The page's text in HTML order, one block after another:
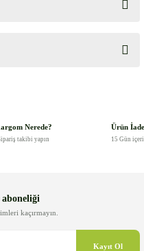
siz yapın!
Nerede?
takibi yapın
Ürün
15 Gün
kaçırmayın.
Kayıt Ol